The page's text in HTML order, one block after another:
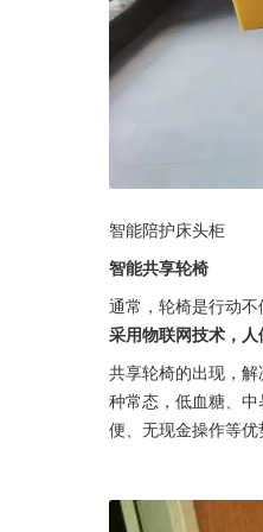
智能陪护床头柜
智能共享轮椅
通常，轮椅是行动
采用物联网技术，
共享轮椅的出现，
种常态，低血糖、
便、无现金操作等优